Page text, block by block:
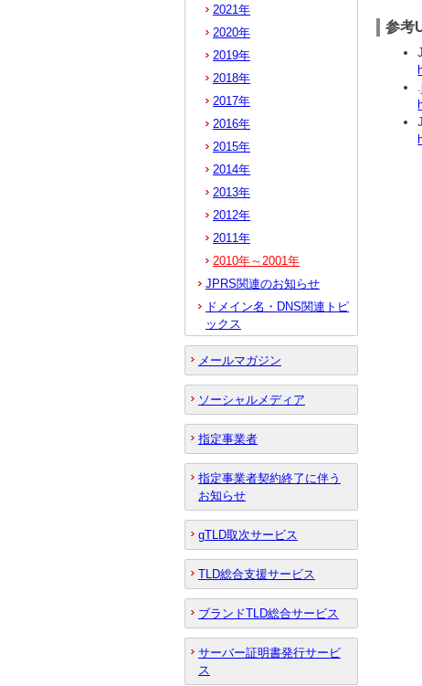
参考
2021年
2020年
2019年
2018年
2017年
2016年
2015年
2014年
2013年
2012年
2011年
2010年～2001年
JPRS関連のお知らせ
ドメイン名・DNS関連トピ
ックス
メールマガジン
ソーシャルメディア
指定事業者
指定事業者契約終了に伴う
お知らせ
gTLD取次サービス
TLD総合支援サービス
ブランドTLD総合サービス
サーバー証明書発行サービ
ス